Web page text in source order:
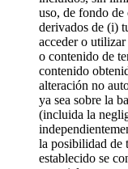
uso, de fondo de
derivados de (i)
acceder o
o contenido de
contenido
alteración no
ya sea sobre la
(incluida la
la posibilidad de
establecido se